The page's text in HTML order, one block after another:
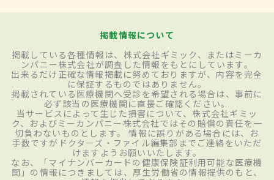
掲載情報について
掲載している各種情報は、株式会社ギミック、またはミーカ
ンパニー株式会社が調査した情報をもとにしています。
出来るだけ正確な情報掲載に努めておりますが、内容を完全
に保証するものではありません。
掲載されている医療機関へ受診を希望される場合は、事前に
必ず該当の医療機関に直接ご確認ください。
当サービスによって生じた損害について、株式会社ギミッ
ク、およびミーカンパニー株式会社ではその賠償の責任を一
切負わないものとします。 情報に誤りがある場合には、お
手数ですがドクターズ・ファイル編集部までご連絡をいただ
けますようお願いいたします。
なお、「マイナンバーカードの健康保険証利用可能な医療機
関」の情報につきましては、厚生労働省の情報提供のもと、